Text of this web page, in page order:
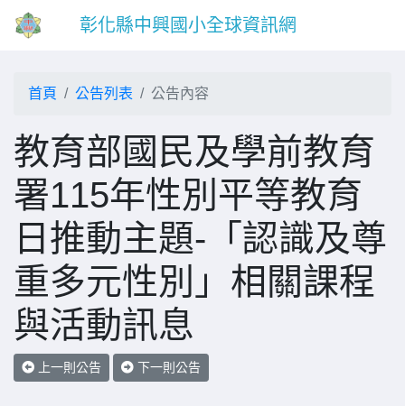
彰化縣中興國小全球資訊網
首頁 公告列表 公告內容
教育部國民及學前教育
署115年性別平等教育
日推動主題-「認識及尊
重多元性別」相關課程
與活動訊息
上一則公告 下一則公告